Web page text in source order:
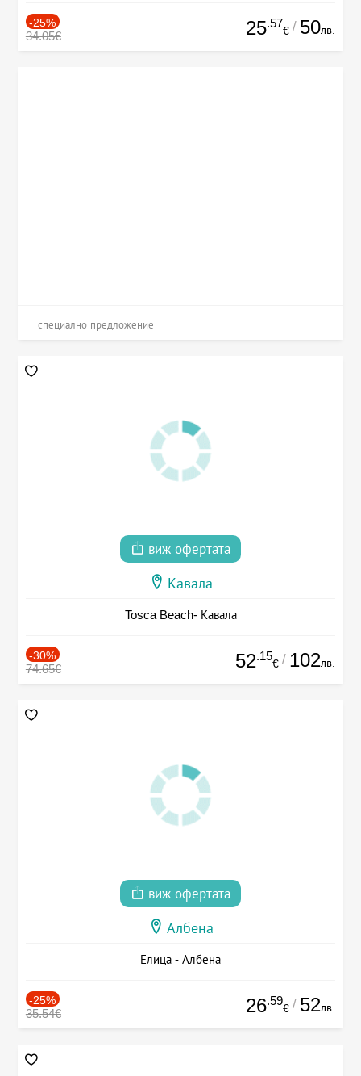
-25%
34.05€ 25.57
€ / 50лв.
специално предложение
виж офертата
Кавала
Tosca Beach- Кавала
-30%
74.65€ 52.15
€ / 102лв.
виж офертата
Албена
Елица - Албена
-25%
35.54€ 26.59
€ / 52лв.